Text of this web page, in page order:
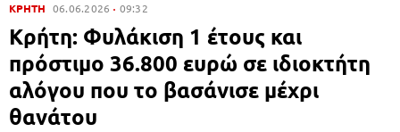
ΚΡΗΤΗ 06.06.2026 09:32
Κρήτη: Φυλάκιση 1 έτους και
πρόστιμο 36.800 ευρώ σε ιδιοκτήτη
αλόγου που το βασάνισε μέχρι
θανάτου